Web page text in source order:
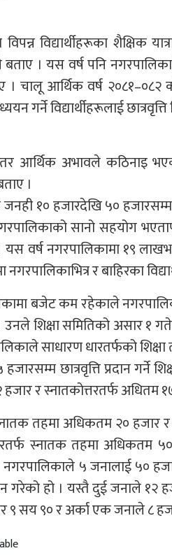
विद्यार्थीहरूका शैक्षिक
। यस वर्ष पनि
। चालू आर्थिक वर्ष २०८१–०८२
गर्ने विद्यार्थीहरूलाई
आर्थिक अभावले कठिनाइ भएका
।
जनही १० हजारदेखि ५०
सानो सहयोग
वर्ष नगरपालिकामा १९
र बाहिरका
बजेट कम रहेकाले
शिक्षा समितिको असार १
साधारण धारतर्फको
छात्रवृत्ति प्रदान गर्ने
र स्नातकोत्तरतर्फ अधितम
तहमा अधिकतम २० हजार र
स्नातक तहमा अधिकतम
५ जनालाई ५०
गरेको हो । यस्तै दुई जनाले
९ सय ९० र अर्का एक जनाले ८